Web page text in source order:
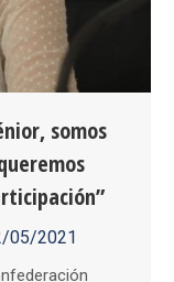
somos
05/2021